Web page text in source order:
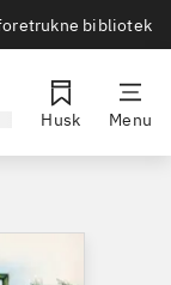
bibliotek
Husk Menu